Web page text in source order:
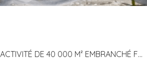
TRÈS GRAND SITE D'ACTIVITÉ DE 40 000 M² EMBRANCHÉ FER AU LARDIN SAINT LAZARE (24) PROCHE A89 À LOUER